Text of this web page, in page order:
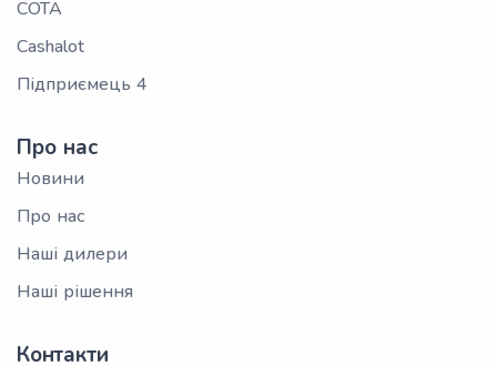
СОТА
Cashalot
Підприємець 4
Про нас
Новини
Про нас
Наші дилери
Наші рішення
Контакти